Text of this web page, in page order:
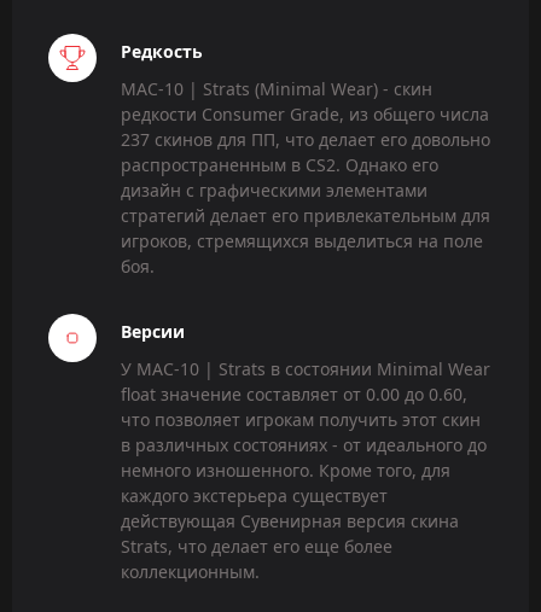
Редкость
MAC-10 | Strats (Minimal Wear) - скин
редкости Consumer Grade, из общего числа
237 скинов для ПП, что делает его довольно
распространенным в CS2. Однако его
дизайн с графическими элементами
стратегий делает его привлекательным для
игроков, стремящихся выделиться на поле
боя.
Версии
У MAC-10 | Strats в состоянии Minimal Wear
float значение составляет от 0.00 до 0.60,
что позволяет игрокам получить этот скин
в различных состояниях - от идеального до
немного изношенного. Кроме того, для
каждого экстерьера существует
действующая Сувенирная версия скина
Strats, что делает его еще более
коллекционным.